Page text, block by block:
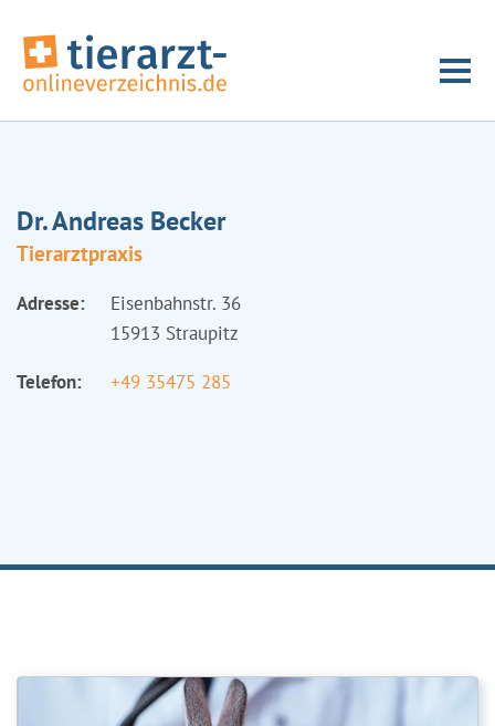
Dr. Andreas Becker
Tierarztpraxis
Adresse:
Eisenbahnstr. 36
15913 Straupitz
Telefon:
+49 35475 285